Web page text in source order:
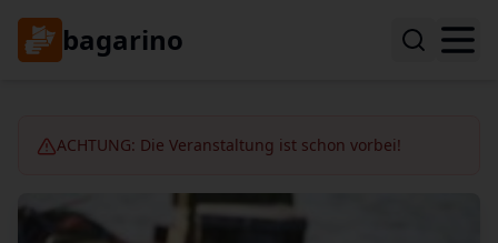
bagarino
ACHTUNG: Die Veranstaltung ist schon vorbei!